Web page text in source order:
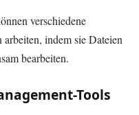
verschiedene
indem sie Dateien
bearbeiten.
Tools